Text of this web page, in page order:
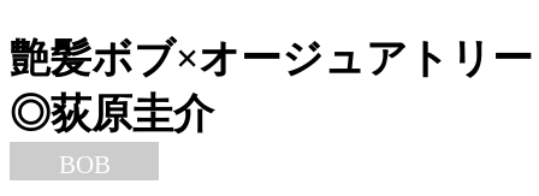
艶髪ボブ×オージュアトリ
◎荻原圭介
BOB